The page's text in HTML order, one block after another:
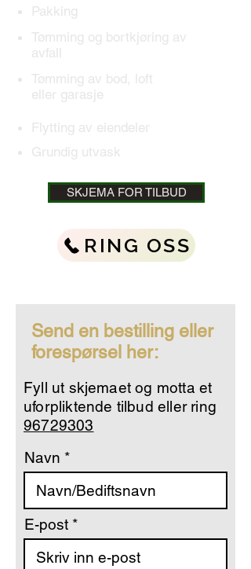
Pakking
Tømming og bortkjøring av
avfall
Tømming av bod, loft
eller garasje
Flytting av eiendeler
Grundig utvask
SKJEMA FOR TILBUD
RING OSS
Send en bestilling eller
forespørsel her:
Fyll ut skjemaet og motta et
uforpliktende tilbud eller ring
96729303
Navn
E-post